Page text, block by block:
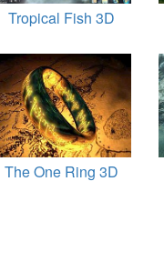
Tropical Fish 3D
The One Ring 3D